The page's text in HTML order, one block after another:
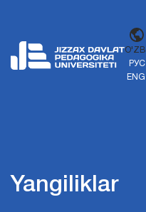
O'ZB
РУС
ENG
Yangiliklar